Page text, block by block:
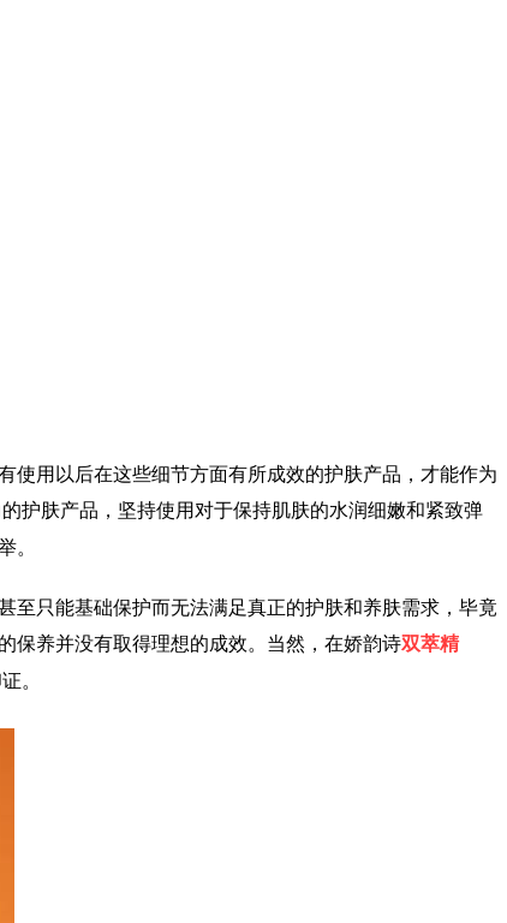
使用以后在这些细节方面有所成效的护肤产品，才能作为
护肤产品，坚持使用对于保持肌肤的水润细嫩和紧致弹
。
至只能基础保护而无法满足真正的护肤和养肤需求，毕竟
保养并没有取得理想的成效。当然，在娇韵诗双萃精
。